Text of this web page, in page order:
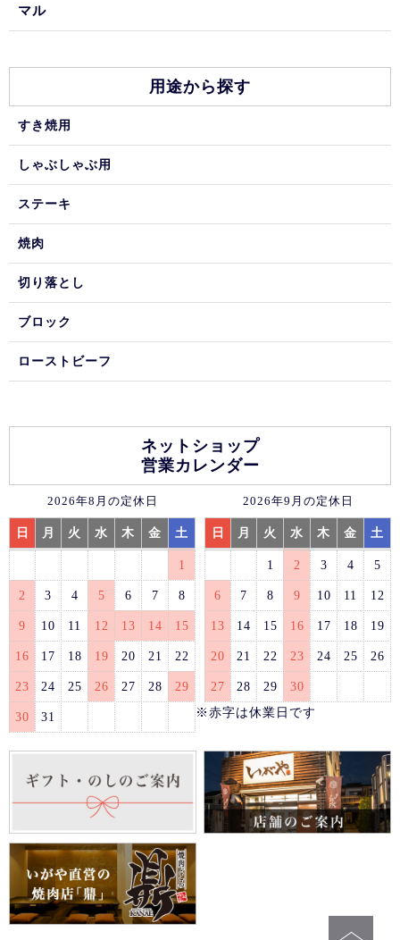
マル
用途から探す
すき焼用
しゃぶしゃぶ用
ステーキ
焼肉
切り落とし
ブロック
ローストビーフ
ネットショップ
営業カレンダー
2026年8月の定休日
日 月 火 水 木 金 土
1
2 3 4 5 6 7 8
9 10 11 12 13 14 15
16 17 18 19 20 21 22
23 24 25 26 27 28 29
30 31
2026年9月の定休日
日 月 火 水 木 金 土
1 2 3 4 5
6 7 8 9 10 11 12
13 14 15 16 17 18 19
20 21 22 23 24 25 26
27 28 29
30
※赤字は休業日です